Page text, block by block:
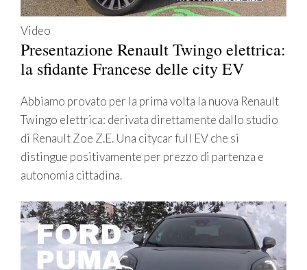
Video
Presentazione Renault Twingo elettrica:
la sfidante Francese delle city EV
Abbiamo provato per la prima volta la nuova Renault
Twingo elettrica: derivata direttamente dallo studio
di Renault Zoe Z.E. Una citycar full EV che si
distingue positivamente per prezzo di partenza e
autonomia cittadina.